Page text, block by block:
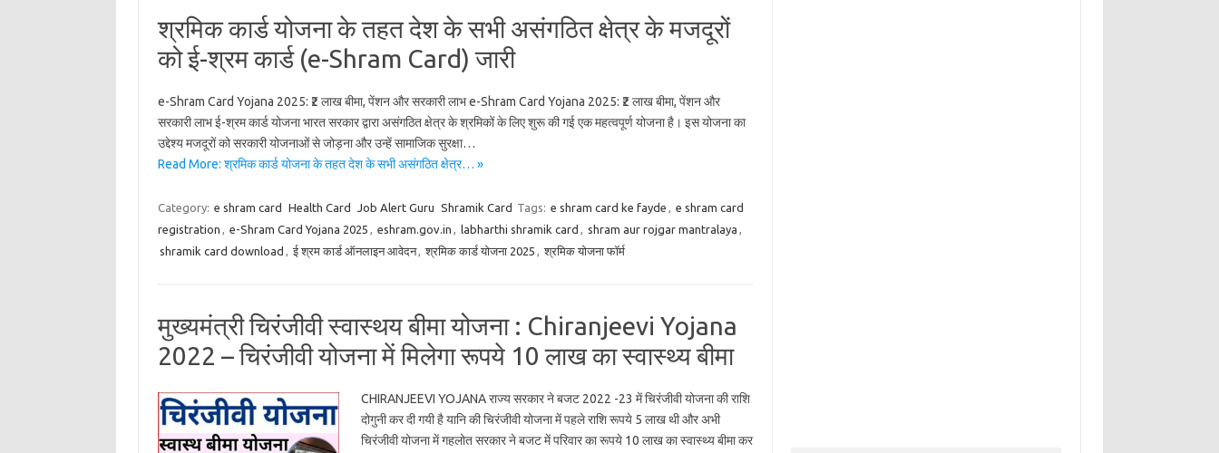
श्रमिक कार्ड योजना के तहत देश के सभी असंगठित क्षेत्र के मजदूरों
को ई-श्रम कार्ड (e-Shram Card) जारी
e-Shram Card Yojana 2025: ₹2 लाख बीमा, पेंशन और सरकारी लाभ e-Shram Card Yojana 2025: ₹2 लाख बीमा, पेंशन और
सरकारी लाभ ई-श्रम कार्ड योजना भारत सरकार द्वारा असंगठित क्षेत्र के श्रमिकों के लिए शुरू की गई एक महत्वपूर्ण योजना है। इस योजना का
उद्देश्य मजदूरों को सरकारी योजनाओं से जोड़ना और उन्हें सामाजिक सुरक्षा…
Read More: श्रमिक कार्ड योजना के तहत देश के सभी असंगठित क्षेत्र… »
Category: e shram card Health Card Job Alert Guru Shramik Card Tags: e shram card ke fayde , e shram card
registration , e-Shram Card Yojana 2025 , eshram.gov.in , labharthi shramik card , shram aur rojgar mantralaya ,
shramik card download , ई श्रम कार्ड ऑनलाइन आवेदन, श्रमिक कार्ड योजना 2025 , श्रमिक योजना फॉर्म
मुख्यमंत्री चिरंजीवी स्वास्थय बीमा योजना : Chiranjeevi Yojana
2022 – चिरंजीवी योजना में मिलेगा रूपये 10 लाख का स्वास्थ्य बीमा
CHIRANJEEVI YOJANA राज्य सरकार ने बजट 2022 -23 में चिरंजीवी योजना की राशि
दोगुनी कर दी गयी है यानि की चिरंजीवी योजना में पहले राशि रूपये 5 लाख थी और अभी
चिरंजीवी योजना में गहलोत सरकार ने बजट में परिवार का रूपये 10 लाख का स्वास्थ्य बीमा कर